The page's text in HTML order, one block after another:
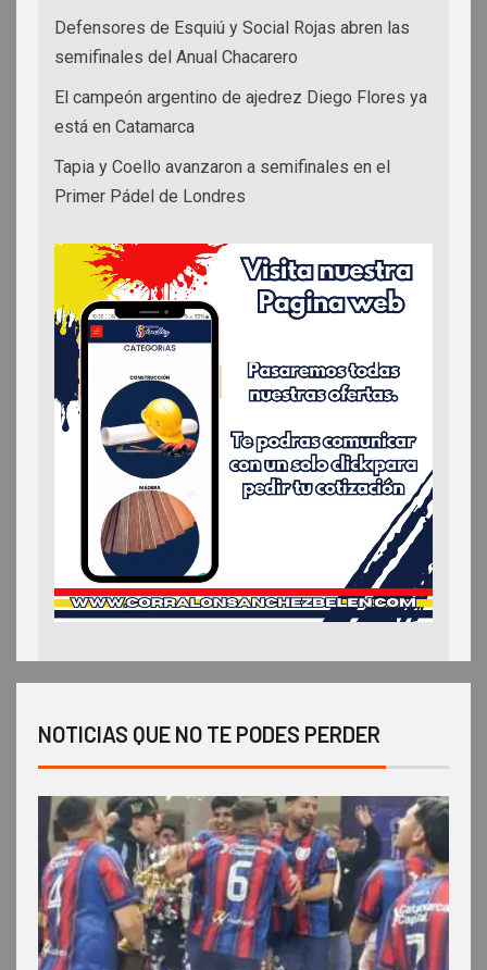
Defensores de Esquiú y Social Rojas abren las
semifinales del Anual Chacarero
El campeón argentino de ajedrez Diego Flores ya
está en Catamarca
Tapia y Coello avanzaron a semifinales en el
Primer Pádel de Londres
NOTICIAS QUE NO TE PODES PERDER